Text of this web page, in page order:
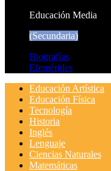
Educación Media
(Secundaria)
Biografías
Efemérides
Educación Artística
Educación Física
Tecnología
Historia
Inglés
Lenguaje
Ciencias Naturales
Matemáticas